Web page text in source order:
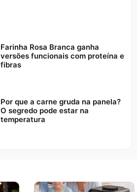
Farinha Rosa Branca ganha
versões funcionais com proteína e
fibras
Por que a carne gruda na panela?
O segredo pode estar na
temperatura